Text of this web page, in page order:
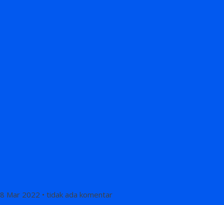
8 Mar 2022 • tidak ada komentar